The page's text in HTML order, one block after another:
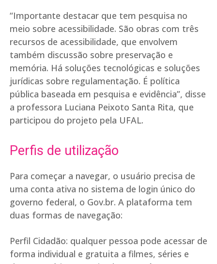
“Importante destacar que tem pesquisa no
meio sobre acessibilidade. São obras com três
recursos de acessibilidade, que envolvem
também discussão sobre preservação e
memória. Há soluções tecnológicas e soluções
jurídicas sobre regulamentação. É política
pública baseada em pesquisa e evidência”, disse
a professora Luciana Peixoto Santa Rita, que
participou do projeto pela UFAL.
Perfis de utilização
Para começar a navegar, o usuário precisa de
uma conta ativa no sistema de login único do
governo federal, o Gov.br. A plataforma tem
duas formas de navegação:
Perfil Cidadão: qualquer pessoa pode acessar de
forma individual e gratuita a filmes, séries e